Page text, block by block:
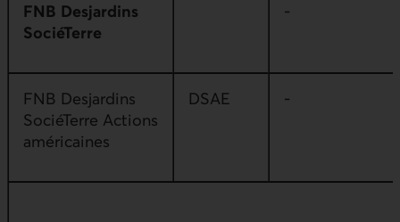
FNB Desjardins
SociéTerre
-
FNB Desjardins
SociéTerre Actions
américaines
DSAE -